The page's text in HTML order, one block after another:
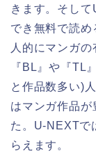
きます。そし
でき無料で読め
人的にマンガ
『BL』や『TL
と作品数多い)
はマンガ作品が
た。U-NEXTで
らえます。